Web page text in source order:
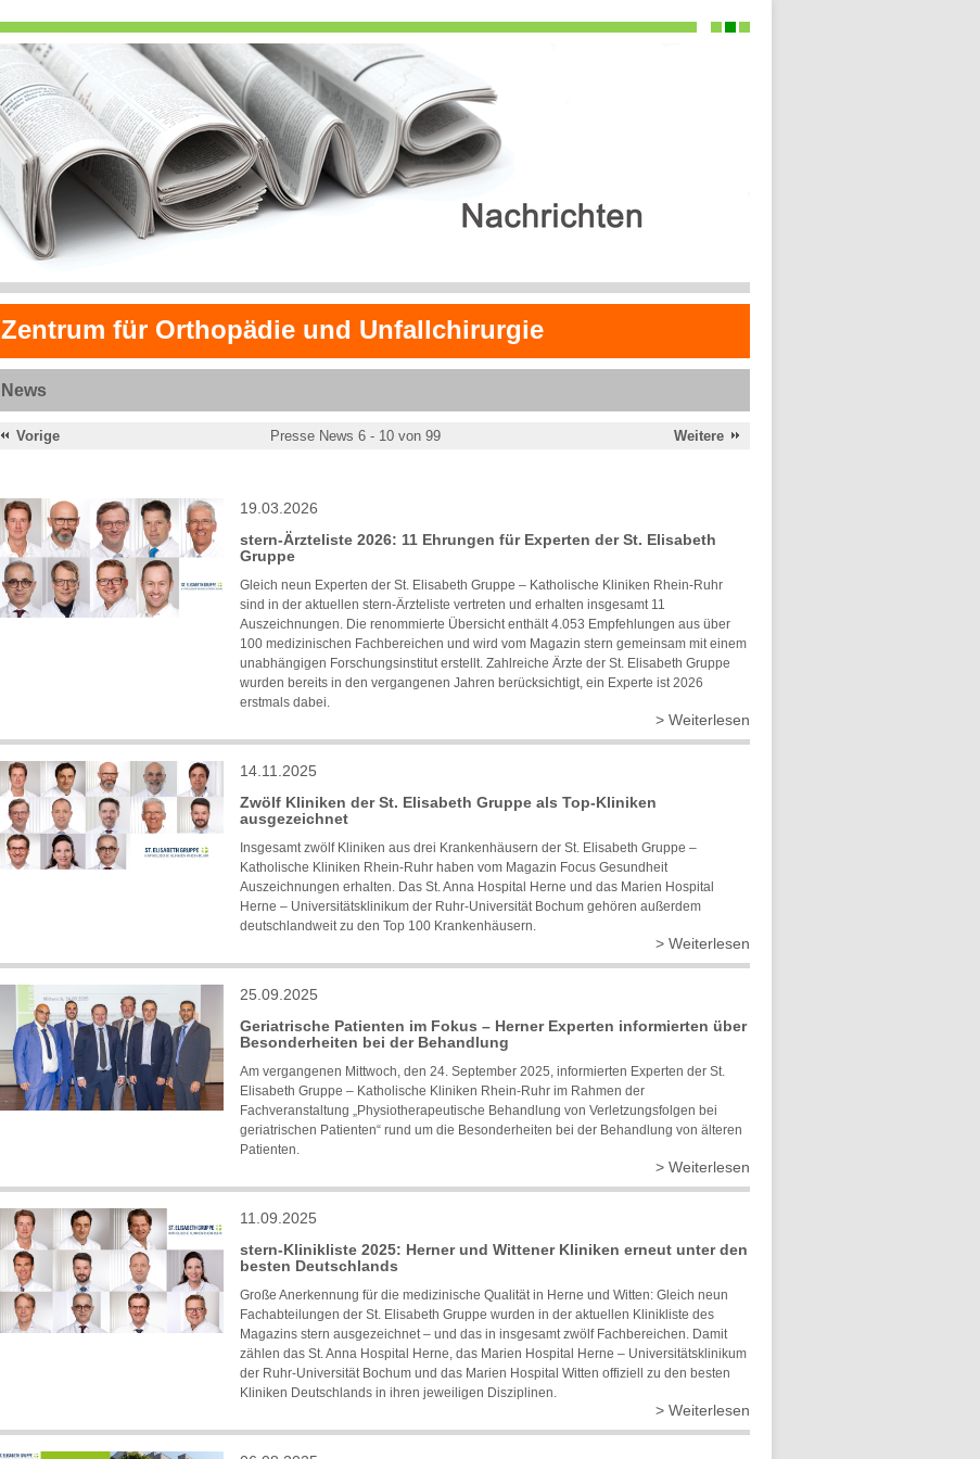
Zentrum für Orthopädie und Unfallchirurgie
News
Vorige Presse News 6 - 10 von 99 Weitere
19.03.2026
stern-Ärzteliste 2026: 11 Ehrungen für Experten der St. Elisabeth
Gruppe
Gleich neun Experten der St. Elisabeth Gruppe – Katholische Kliniken Rhein-Ruhr
sind in der aktuellen stern-Ärzteliste vertreten und erhalten insgesamt 11
Auszeichnungen. Die renommierte Übersicht enthält 4.053 Empfehlungen aus über
100 medizinischen Fachbereichen und wird vom Magazin stern gemeinsam mit einem
unabhängigen Forschungsinstitut erstellt. Zahlreiche Ärzte der St. Elisabeth Gruppe
wurden bereits in den vergangenen Jahren berücksichtigt, ein Experte ist 2026
erstmals dabei.
> Weiterlesen
14.11.2025
Zwölf Kliniken der St. Elisabeth Gruppe als Top-Kliniken
ausgezeichnet
Insgesamt zwölf Kliniken aus drei Krankenhäusern der St. Elisabeth Gruppe –
Katholische Kliniken Rhein-Ruhr haben vom Magazin Focus Gesundheit
Auszeichnungen erhalten. Das St. Anna Hospital Herne und das Marien Hospital
Herne – Universitätsklinikum der Ruhr-Universität Bochum gehören außerdem
deutschlandweit zu den Top 100 Krankenhäusern.
> Weiterlesen
25.09.2025
Geriatrische Patienten im Fokus – Herner Experten informierten über
Besonderheiten bei der Behandlung
Am vergangenen Mittwoch, den 24. September 2025, informierten Experten der St.
Elisabeth Gruppe – Katholische Kliniken Rhein-Ruhr im Rahmen der
Fachveranstaltung „Physiotherapeutische Behandlung von Verletzungsfolgen bei
geriatrischen Patienten“ rund um die Besonderheiten bei der Behandlung von älteren
Patienten.
> Weiterlesen
11.09.2025
stern-Klinikliste 2025: Herner und Wittener Kliniken erneut unter den
besten Deutschlands
Große Anerkennung für die medizinische Qualität in Herne und Witten: Gleich neun
Fachabteilungen der St. Elisabeth Gruppe wurden in der aktuellen Klinikliste des
Magazins stern ausgezeichnet – und das in insgesamt zwölf Fachbereichen. Damit
zählen das St. Anna Hospital Herne, das Marien Hospital Herne – Universitätsklinikum
der Ruhr-Universität Bochum und das Marien Hospital Witten offiziell zu den besten
Kliniken Deutschlands in ihren jeweiligen Disziplinen.
> Weiterlesen